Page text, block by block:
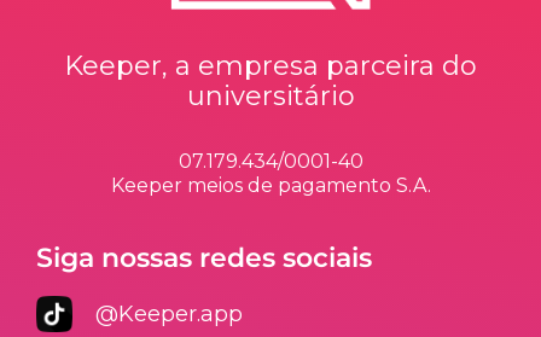
Keeper, a empresa parceira do
universitário
07.179.434/0001-40
Keeper meios de pagamento S.A.
Siga nossas redes sociais
@Keeper.app